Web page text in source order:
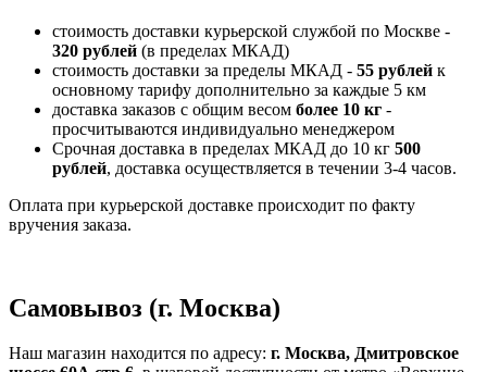
стоимость доставки курьерской службой по Москве -
320 рублей (в пределах МКАД)
стоимость доставки за пределы МКАД - 55 рублей к
основному тарифу дополнительно за каждые 5 км
доставка заказов с общим весом более 10 кг -
просчитываются индивидуально менеджером
Срочная доставка в пределах МКАД до 10 кг 500
рублей, доставка осуществляется в течении 3-4 часов.
Оплата при курьерской доставке происходит по факту
вручения заказа.
Самовывоз (г. Москва)
Наш магазин находится по адресу: г. Москва, Дмитровское